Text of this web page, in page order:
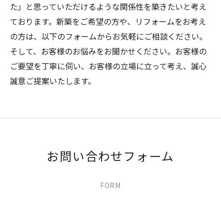
た」と思っていただけるような関係性を築きたいと考え
ております。新築をご希望の方や、リフォームをお考え
の方は、以下のフォームからお気軽にご相談ください。
そして、お客様のお悩みをお聞かせください。お客様の
ご要望を丁寧に伺い、お客様の立場に立って考え、誠心
誠意ご提案いたします。
FORM
お問い合わせフォーム